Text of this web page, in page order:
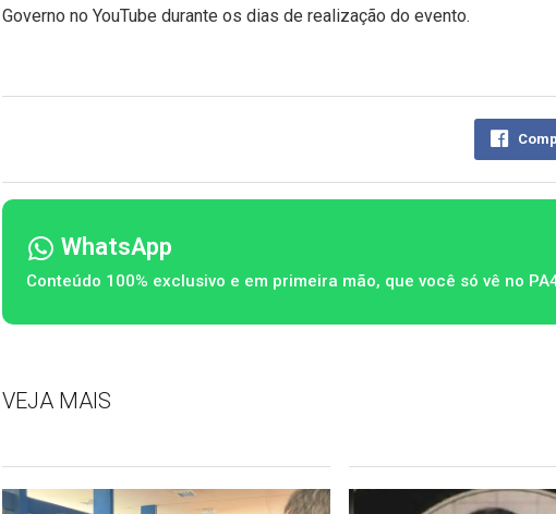
Governo no YouTube durante os dias de realização do evento.
WhatsApp
Conteúdo 100% exclusivo e em primeira mão, que você só vê no
VEJA MAIS